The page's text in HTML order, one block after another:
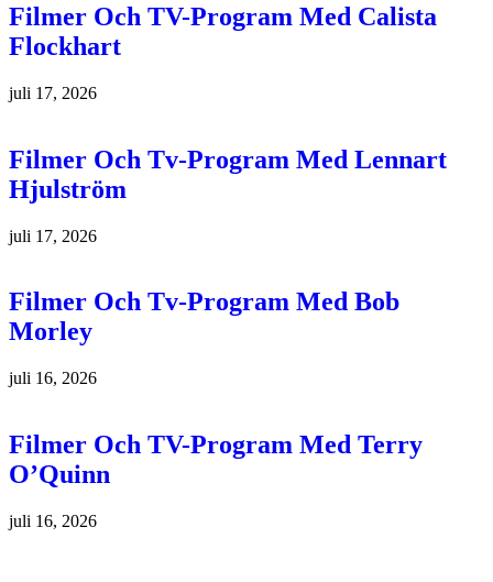
Filmer Och TV-Program Med Calista
Flockhart
juli 17, 2026
Filmer Och Tv-Program Med Lennart
Hjulström
juli 17, 2026
Filmer Och Tv-Program Med Bob
Morley
juli 16, 2026
Filmer Och TV-Program Med Terry
O’Quinn
juli 16, 2026